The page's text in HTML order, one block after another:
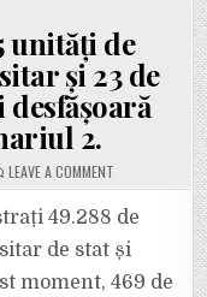
unități de
și 23 de
2.
LEAVE A COMMENT
ÎN
VRANCEA,
5
UNITĂȚI
DE
ÎNVĂȚĂMÂNT
49.288 de
de stat și
moment, 469 de